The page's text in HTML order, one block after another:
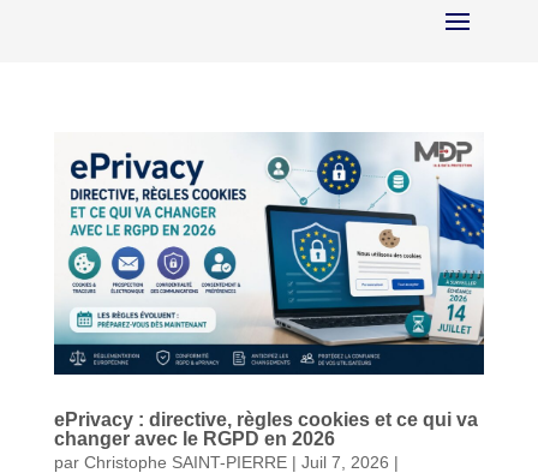
ePrivacy : directive, règles cookies et ce qui va
changer avec le RGPD en 2026
par Christophe SAINT-PIERRE| Juil 7, 2026 |